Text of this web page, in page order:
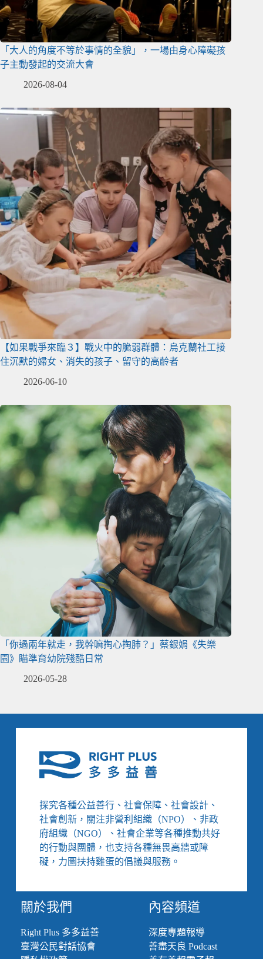
「大人的角度不等於事情的全貌」，一場由身心障礙孩
子主動發起的交流大會
2026-08-04
【如果戰爭來臨３】戰火中的脆弱群體：烏克蘭社工接
住沉默的婦女、消失的孩子、留守的高齡者
2026-06-10
「你過兩年就走，我幹嘛掏心掏肺？」蔡銀娟《失樂
園》瞄準育幼院殘酷日常
2026-05-28
探究各種公益善行、社會保障、社會設計、
社會創新，關注非營利組織（NPO）、非政
府組織（NGO）、社會企業等各種推動共好
的行動與團體，也支持各種無畏高牆或障
礙，力圖扶持雞蛋的倡議與服務。
關於我們
Right Plus 多多益善
臺灣公民對話協會
內容頻道
深度專題報導
善盡天良 Podcast